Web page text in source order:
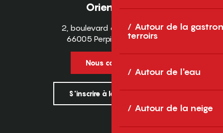
Autour de la
terroirs
Autour de l'eau
Autour de la neige
Orientales
2, boulevard des Pyrénées
66005 Perpignan Cedex
Nous contacter
S'inscrire à la newsletter